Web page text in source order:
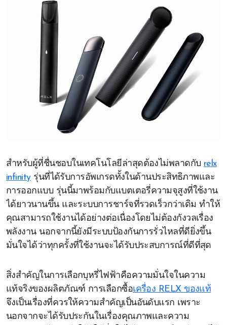
สำหรับผู้ที่ชื่นชอบในเทคโนโลยีล่าสุดต้องไม่พลาดกับ relx
infinityรุ่นที่ได้รับการอัพเกรดทั้งในด้านประสิทธิภาพและ
การออกแบบ รุ่นนี้มาพร้อมกับแบตเตอรี่ความจุสูงที่ใช้งาน
ได้ยาวนานขึ้น และระบบการชาร์จที่รวดเร็วกว่าเดิม ทำให้
คุณสามารถใช้งานได้อย่างต่อเนื่องโดยไม่ต้องกังวลเรื่อง
พลังงาน นอกจากนี้ยังมีระบบป้องกันการรั่วไหลที่ดียิ่งขึ้น
มั่นใจได้ว่าทุกครั้งที่ใช้งานจะได้รับประสบการณ์ที่ดีที่สุด
สิ่งสำคัญในการเลือกบุหรี่ไฟฟ้าคือความมั่นใจในความ
แท้จริงของผลิตภัณฑ์ การเลือกซื้อเครื่อง RELX ของแท้
จึงเป็นเรื่องที่ควรให้ความสำคัญเป็นอันดับแรก เพราะ
นอกจากจะได้รับประกันในเรื่องคุณภาพและความ